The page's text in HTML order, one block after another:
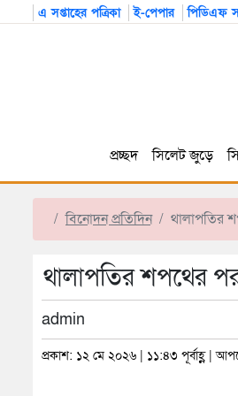
এ সপ্তাহের পত্রিকা ই-পেপার পিডিএফ
প্রচ্ছদ সিলেট জুড়ে
বিনোদন প্রতিদিন থালাপতির
থালাপতির শপথের পর
admin
প্রকাশ: ১২ মে ২০২৬ | ১১:৪৩ পূর্বাহ্ণ |